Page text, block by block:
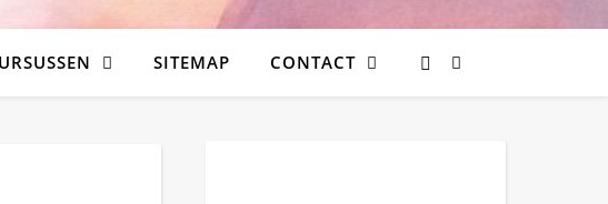
SITEMAP CONTACT